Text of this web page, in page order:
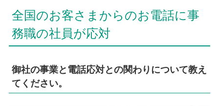
全国のお客さまからのお電話に事
務職の社員が応対
御社の事業と電話応対との関わりについて教え
てください。